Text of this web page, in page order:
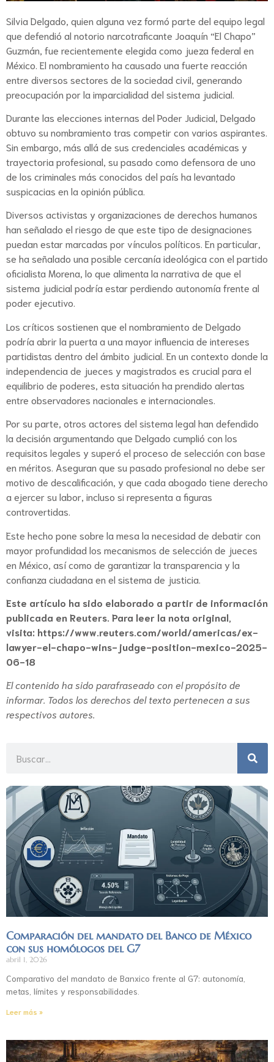
Silvia Delgado, quien alguna vez formó parte del equipo legal
que defendió al notorio narcotraficante Joaquín “El Chapo”
Guzmán, fue recientemente elegida como jueza federal en
México. El nombramiento ha causado una fuerte reacción
entre diversos sectores de la sociedad civil, generando
preocupación por la imparcialidad del sistema judicial.
Durante las elecciones internas del Poder Judicial, Delgado
obtuvo su nombramiento tras competir con varios aspirantes.
Sin embargo, más allá de sus credenciales académicas y
trayectoria profesional, su pasado como defensora de uno
de los criminales más conocidos del país ha levantado
suspicacias en la opinión pública.
Diversos activistas y organizaciones de derechos humanos
han señalado el riesgo de que este tipo de designaciones
puedan estar marcadas por vínculos políticos. En particular,
se ha señalado una posible cercanía ideológica con el partido
oficialista Morena, lo que alimenta la narrativa de que el
sistema judicial podría estar perdiendo autonomía frente al
poder ejecutivo.
Los críticos sostienen que el nombramiento de Delgado
podría abrir la puerta a una mayor influencia de intereses
partidistas dentro del ámbito judicial. En un contexto donde la
independencia de jueces y magistrados es crucial para el
equilibrio de poderes, esta situación ha prendido alertas
entre observadores nacionales e internacionales.
Por su parte, otros actores del sistema legal han defendido
la decisión argumentando que Delgado cumplió con los
requisitos legales y superó el proceso de selección con base
en méritos. Aseguran que su pasado profesional no debe ser
motivo de descalificación, y que cada abogado tiene derecho
a ejercer su labor, incluso si representa a figuras
controvertidas.
Este hecho pone sobre la mesa la necesidad de debatir con
mayor profundidad los mecanismos de selección de jueces
en México, así como de garantizar la transparencia y la
confianza ciudadana en el sistema de justicia.
Este artículo ha sido elaborado a partir de información
publicada en Reuters. Para leer la nota original,
visita: https://www.reuters.com/world/americas/ex-
lawyer-el-chapo-wins-judge-position-mexico-2025-
06-18
El contenido ha sido parafraseado con el propósito de
informar. Todos los derechos del texto pertenecen a sus
respectivos autores.
Comparación del mandato del Banco de México
con sus homólogos del G7
abril 1, 2026
Comparativo del mandato de Banxico frente al G7: autonomía,
metas, límites y responsabilidades.
Leer más »